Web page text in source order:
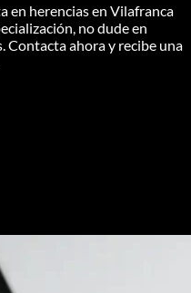
en herencias en Vilafranca
no dude en
Contacta ahora y recibe una